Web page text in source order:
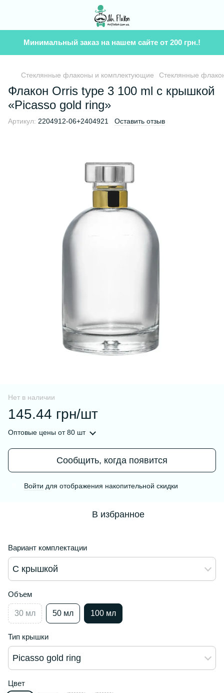
Минимальный заказ на нашем сайте от 200 грн.!
Стеклянные флаконы и комплектующие Стеклянные
Флакон Orris type 3 100 ml с крышкой
«Picasso gold ring»
Артикул: 2204912-06+2404921 Оставить отзыв
Нет в наличии
145.44 грн/шт
Оптовые цены от 80 шт
Сообщить, когда появится
Войти для отображения накопительной скидки
В избранное
Вариант комплектации
С крышкой
Объем
30 мл 50 мл 100 мл
Тип крышки
Picasso gold ring
Цвет